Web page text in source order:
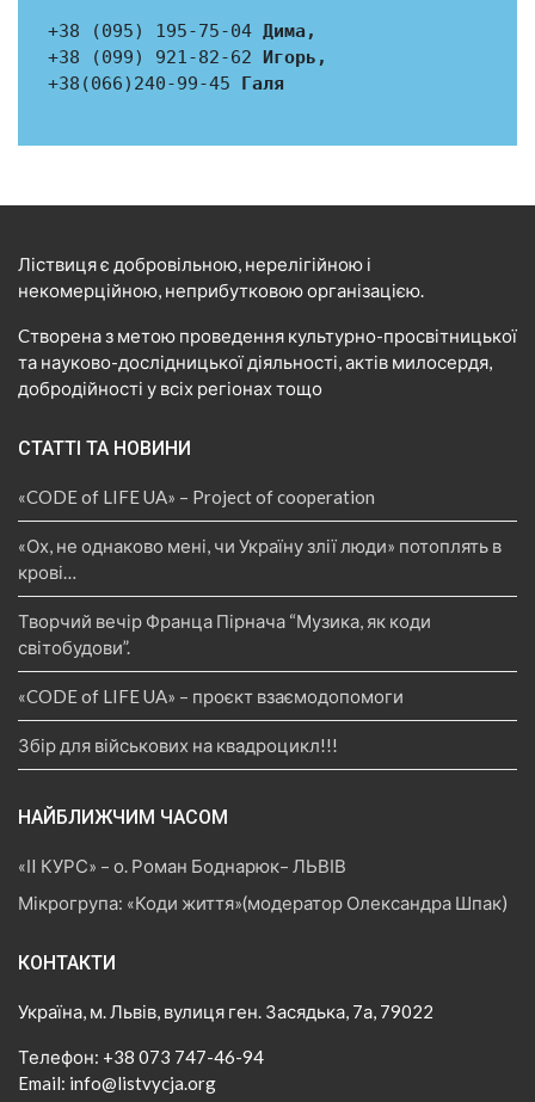
+38 (095) 195-75-04 Дима,
+38 (099) 921-82-62 Игорь,
+38(066)240-99-45 Галя
Ліствиця є добровільною, нерелігійною і
некомерційною, неприбутковою організацією.
Cтворена з метою проведення культурно-просвітницької
та науково-дослідницької діяльності, актів милосердя,
добродійності у всіх регіонах тощо
СТАТТІ ТА НОВИНИ
«CODE of LIFE UA» – Project of cooperation
«Ох, не однаково мені, чи Україну злії люди» потоплять в
крові…
Творчий вечір Франца Пірнача “Музика, як коди
світобудови”.
«CODE of LIFE UA» – проєкт взаємодопомоги
Збір для військових на квадроцикл!!!
НАЙБЛИЖЧИМ ЧАСОМ
«ІI КУРС» – о. Роман Боднарюк– ЛЬВІВ
Мікрогрупа: «Коди життя»(модератор Олександра Шпак)
КОНТАКТИ
Україна, м. Львів, вулиця ген. Засядька, 7а, 79022
Телефон: +38 073 747-46-94
Email: info@listvycja.org